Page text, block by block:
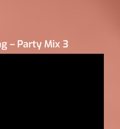
– Party Mix 3